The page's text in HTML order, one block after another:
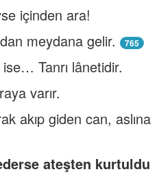
içinden ara!
meydana gelir.
765
ise… Tanrı lânetidir.
varır.
akıp giden can, aslına
ateşten kurtuldu